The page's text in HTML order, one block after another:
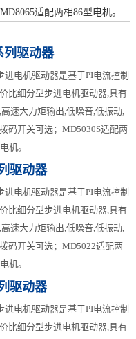
适配两相86型电机。
列驱动器
进电机驱动器是基于PI电流控制
比细分型步进电机驱动器,具有
速大力矩输出,低噪音,低振动,
码开关可选；MD5030S适配两
机。
驱动器
进电机驱动器是基于PI电流控制
比细分型步进电机驱动器,具有
速大力矩输出,低噪音,低振动,
码开关可选；MD5022适配两
机。
驱动器
进电机驱动器是基于PI电流控制
比细分型步进电机驱动器,具有